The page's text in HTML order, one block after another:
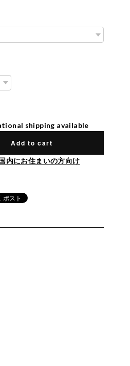
shipping available
Add to cart
内にお住まいの方向け